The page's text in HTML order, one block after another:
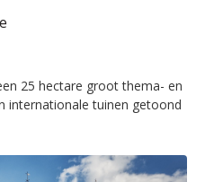
25 hectare groot thema- en
internationale tuinen getoond